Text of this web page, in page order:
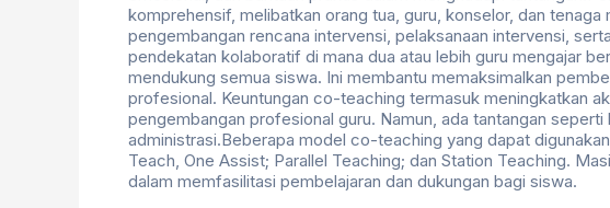
komprehensif, melibatkan orang tua, guru, konselor, dan
pengembangan rencana intervensi, pelaksanaan intervensi,
pendekatan kolaboratif di mana dua atau lebih guru mengajar
mendukung semua siswa. Ini membantu memaksimalkan
profesional. Keuntungan co-teaching termasuk meningkatkan
pengembangan profesional guru. Namun, ada tantangan seperti
administrasi.Beberapa model co-teaching yang dapat
Teach, One Assist; Parallel Teaching; dan Station Teaching.
dalam memfasilitasi pembelajaran dan dukungan bagi siswa.